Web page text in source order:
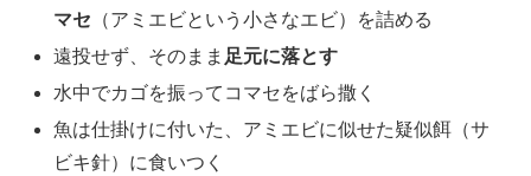
マセ （アミエビという小さなエビ）を詰める
遠投せず、そのまま 足元に落とす
水中でカゴを振ってコマセをばら撒く
魚は仕掛けに付いた、アミエビに似せた疑似餌（サ
ビキ針）に食いつく